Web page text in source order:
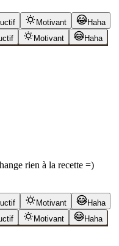
Motivant
Haha
Motivant
Haha
rien à la recette =)
Motivant
Haha
Motivant
Haha